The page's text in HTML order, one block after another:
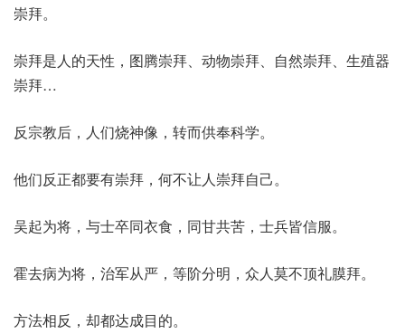
崇拜。
崇拜是人的天性，图腾崇拜、动物崇拜、自然崇拜、生殖器
崇拜…
反宗教后，人们烧神像，转而供奉科学。
他们反正都要有崇拜，何不让人崇拜自己。
吴起为将，与士卒同衣食，同甘共苦，士兵皆信服。
霍去病为将，治军从严，等阶分明，众人莫不顶礼膜拜。
方法相反，却都达成目的。